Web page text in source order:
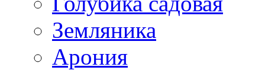
Земляника
Арония